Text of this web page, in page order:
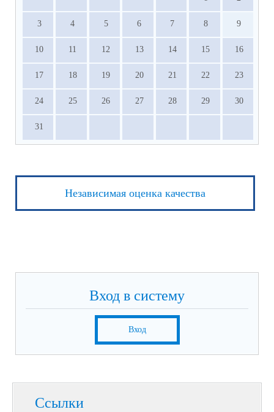
3 4 5 6 7 8 9
10 11 12 13 14 15 16
17 18 19 20 21 22 23
24 25 26 27 28 29 30
31
Независимая оценка качества
Вход в систему
Вход
Ссылки